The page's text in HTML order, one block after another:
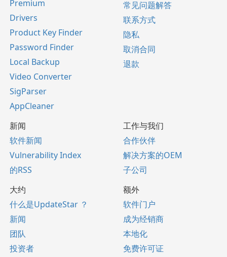
Premium
Drivers
Product Key Finder
Password Finder
Local Backup
Video Converter
SigParser
AppCleaner
常见问题解答
联系方式
隐私
取消合同
退款
新闻
软件新闻
Vulnerability Index
的RSS
工作与我们
合作伙伴
解决方案的OEM
子公司
大约
什么是UpdateStar ？
新闻
团队
投资者
额外
软件门户
成为经销商
本地化
免费许可证